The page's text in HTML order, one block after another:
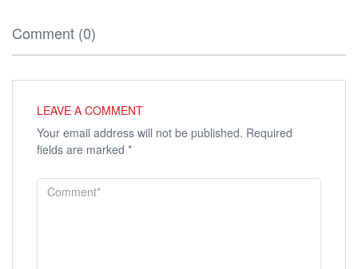
Comment (0)
LEAVE A COMMENT
Your email address will not be published. Required
fields are marked *